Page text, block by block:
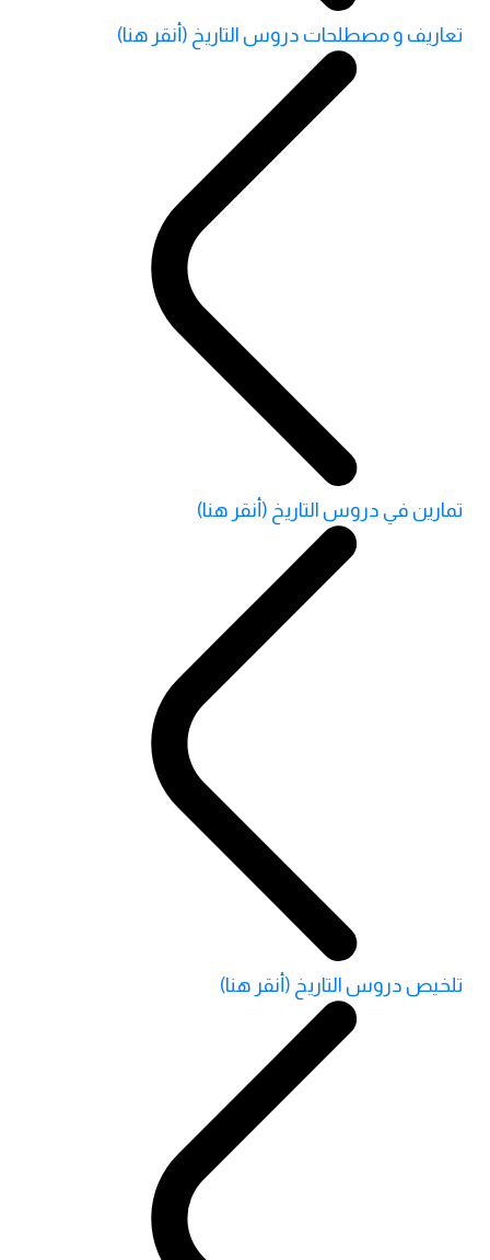
تعاريف و مصطلحات دروس التاريخ (أنقر هنا)
تمارين في دروس التاريخ (أنقر هنا)
تلخيص دروس التاريخ (أنقر هنا)